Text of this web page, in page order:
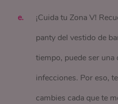
¡Cuida tu Zona V!
panty del vestido de
tiempo, puede ser una
infecciones. Por eso,
cambies cada que te